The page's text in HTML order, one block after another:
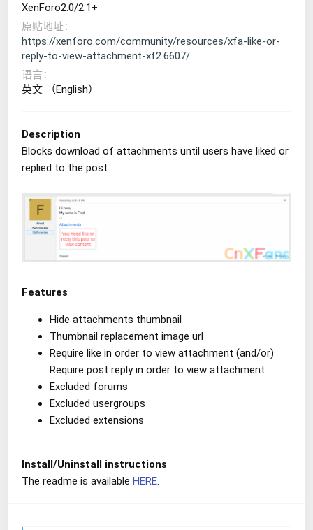
XenForo2.0/2.1+
原贴地址
https://xenforo.com/community/resources/xfa-like-or-
reply-to-view-attachment-xf2.6607/
语言
英文 （English）
Description
Blocks download of attachments until users have liked or
replied to the post.
Features
Hide attachments thumbnail
Thumbnail replacement image url
Require like in order to view attachment (and/or)
Require post reply in order to view attachment
Excluded forums
Excluded usergroups
Excluded extensions
Install/Uninstall instructions
The readme is available HERE